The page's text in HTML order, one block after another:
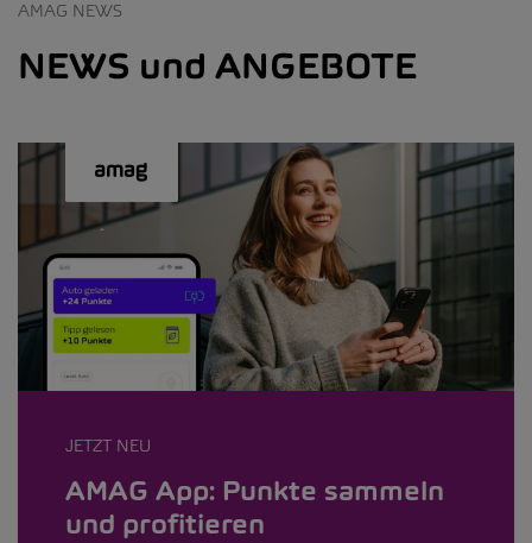
AMAG NEWS
NEWS und ANGEBOTE
JETZT NEU
AMAG App: Punkte sammeln
und profitieren